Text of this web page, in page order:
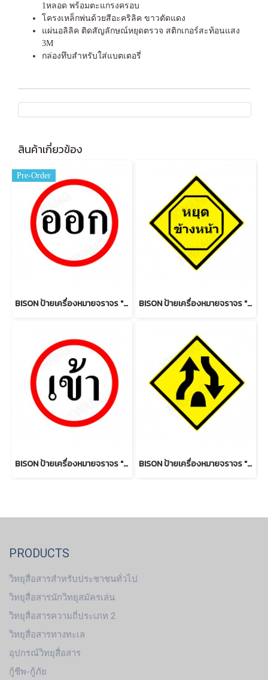
1หลอด พร้อมตะแกรงครอบ
โครงเหล็กพ่นด้วยสีอะคริลิค ขาวตัดแดง
แผ่นอลิลิค ติดสัญลักษณ์หยุดตรวจ สติกเกอร์สะท้อนแสง
3M
กล่องทึบสำหรับใส่แบตเตอรี่
สินค้าเกี่ยวข้อง
Pre-Order
BISON ป้ายเครื่องหมายจราจร "ออก OUT" 45 cm. BISON ป้ายเครื่องหมายจราจร "หยุดข้างหน้า" 45 cm.
BISON ป้ายเครื่องหมายจราจร "เข้า IN " 45 cm. BISON ป้ายเครื่องหมายจราจร "สิ้นสุดทางคู่" 45 cm.
PRODUCTS
วิทยุสื่อสารสำหรับประชาชนทั่วไป
วิทยุสื่อสารนักวิทยุสมัครเล่น
วิทยุสื่อสารความถี่ประเภท 2
วิทยุสื่อสารทางทะเล
อุปกรณ์วิทยุสื่อสาร
กู้ชีพ-กู้ภัย